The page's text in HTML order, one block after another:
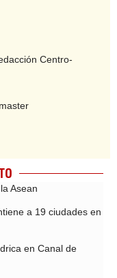
Centro-
Asean
a 19 ciudades en
en Canal de